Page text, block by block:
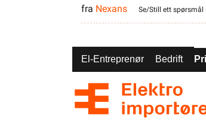
fra Nexans Se/Still ett spørsmål
El-Entreprenør Bedrift